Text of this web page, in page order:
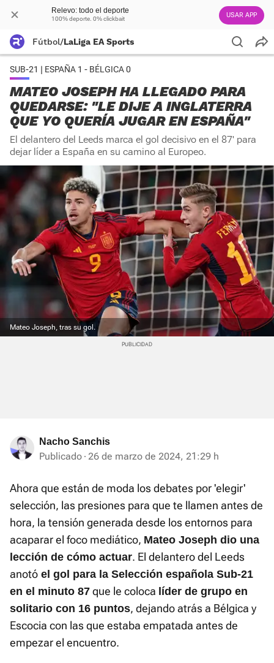
Relevo: todo el deporte
100% deporte. 0% clickbait USAR APP
Fútbol/LaLiga EA Sports
SUB-21 | ESPAÑA 1 - BÉLGICA 0
MATEO JOSEPH HA LLEGADO PARA
QUEDARSE: "LE DIJE A INGLATERRA
QUE YO QUERÍA JUGAR EN ESPAÑA"
El delantero del Leeds marca el gol decisivo en el 87' para
dejar líder a España en su camino al Europeo.
Mateo Joseph, tras su gol.
Nacho Sanchis
Publicado 26 de marzo de 2024, 21:29 h
Ahora que están de moda los debates por 'elegir'
selección, las presiones para que te llamen antes de
hora, la tensión generada desde los entornos para
acaparar el foco mediático, Mateo Joseph dio una
lección de cómo actuar. El delantero del Leeds
anotó el gol para la Selección española Sub-21
en el minuto 87 que le coloca líder de grupo en
solitario con 16 puntos, dejando atrás a Bélgica y
Escocia con las que estaba empatada antes de
empezar el encuentro.